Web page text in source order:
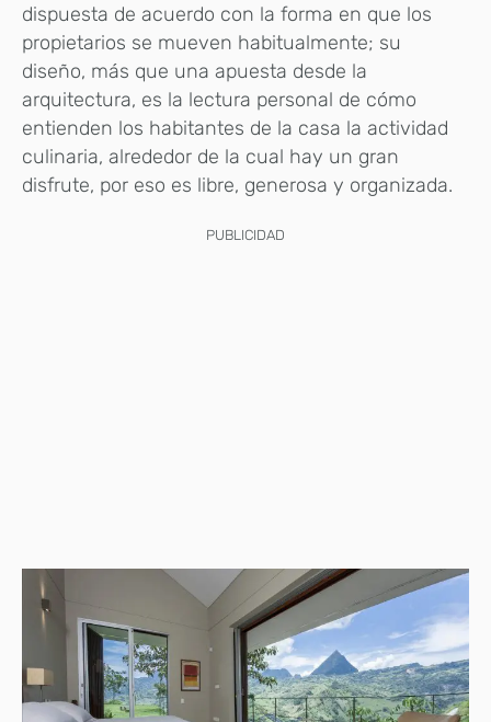
dispuesta de acuerdo con la forma en que los
propietarios se mueven habitualmente; su
diseño, más que una apuesta desde la
arquitectura, es la lectura personal de cómo
entienden los habitantes de la casa la actividad
culinaria, alrededor de la cual hay un gran
disfrute, por eso es libre, generosa y organizada.
PUBLICIDAD